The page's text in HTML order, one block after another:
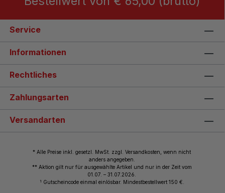
Service
Informationen
Rechtliches
Zahlungsarten
Versandarten
* Alle Preise inkl. gesetzl. MwSt. zzgl. Versandkosten, wenn nicht
anders angegeben.
** Aktion gilt nur für ausgewählte Artikel und nur in der Zeit vom
01.07. – 31.07.2026.
1 Gutscheincode einmal einlösbar. Mindestbestellwert 150 €.